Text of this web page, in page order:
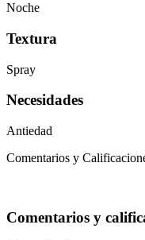
Noche
Textura
Spray
Necesidades
Antiedad
Comentarios y
Comentarios y